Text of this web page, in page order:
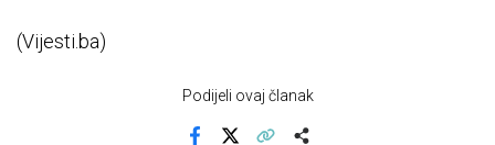
(Vijesti.ba)
Podijeli ovaj članak